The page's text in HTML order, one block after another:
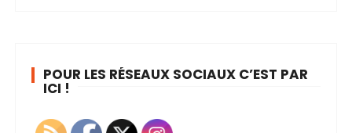
POUR LES RÉSEAUX SOCIAUX C’EST PAR
ICI !